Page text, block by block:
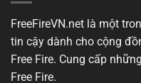
FreeFireVN.net là một
tin cậy dành cho cộng
Free Fire. Cung cấp
Free Fire.